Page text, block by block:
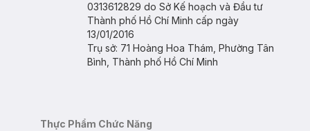
0313612829 do Sở Kế hoạch và Đầu tư
Thành phố Hồ Chí Minh cấp ngày
13/01/2016
Trụ sở: 71 Hoàng Hoa Thám, Phường Tân
Bình, Thành phố Hồ Chí Minh
Thực Phẩm Chức Năng